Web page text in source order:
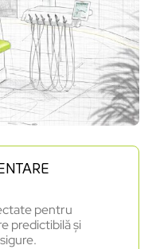
pentru
predictibilă și